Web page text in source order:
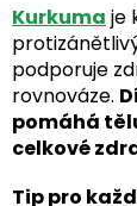
Kurkuma je
podporuje
rovnováze.
pomáhá
celkové
Tip pro